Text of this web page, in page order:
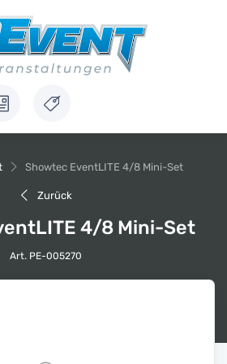
Showtec EventLITE 4/8 Mini-Set
Zurück
4/8 Mini-Set
Art. PE-005270